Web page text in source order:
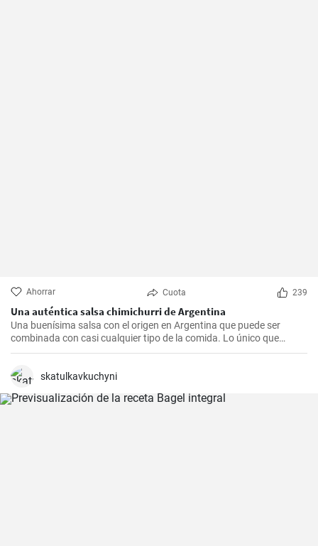
Ahorrar Cuota 239
Una auténtica salsa chimichurri de Argentina
Una buenísima salsa con el origen en Argentina que puede ser
combinada con casi cualquier tipo de la comida. Lo único que
debería hacer es seguir la receta presente.
skatulkavkuchyni